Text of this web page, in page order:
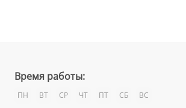
Время работы:
ПН ВТ СР ЧТ ПТ СБ ВС